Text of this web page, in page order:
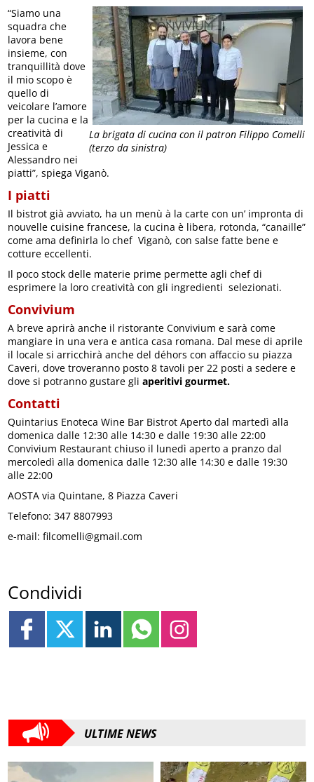
La brigata di cucina con il patron Filippo Comelli
(terzo da sinistra)
“Siamo una
squadra che
lavora bene
insieme, con
tranquillità dove
il mio scopo è
quello di
veicolare l’amore
per la cucina e la
creatività di
Jessica e
Alessandro nei
piatti”, spiega Viganò.
I piatti
Il bistrot già avviato, ha un menù à la carte con un’ impronta di
nouvelle cuisine francese, la cucina è libera, rotonda, “canaille”
come ama definirla lo chef Viganò, con salse fatte bene e
cotture eccellenti.
Il poco stock delle materie prime permette agli chef di
esprimere la loro creatività con gli ingredienti selezionati.
Convivium
A breve aprirà anche il ristorante Convivium e sarà come
mangiare in una vera e antica casa romana. Dal mese di aprile
il locale si arricchirà anche del déhors con affaccio su piazza
Caveri, dove troveranno posto 8 tavoli per 22 posti a sedere e
dove si potranno gustare gliaperitivi gourmet.
Contatti
Quintarius Enoteca Wine Bar Bistrot Aperto dal martedì alla
domenica dalle 12:30 alle 14:30 e dalle 19:30 alle 22:00
Convivium Restaurant chiuso il lunedì aperto a pranzo dal
mercoledì alla domenica dalle 12:30 alle 14:30 e dalle 19:30
alle 22:00
AOSTA via Quintane, 8 Piazza Caveri
Telefono: 347 8807993
e-mail: filcomelli@gmail.com
Condividi
ULTIME NEWS